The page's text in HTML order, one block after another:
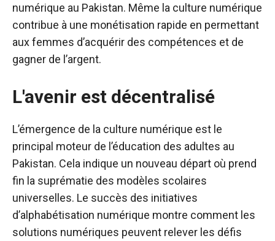
numérique au Pakistan. Même la culture numérique
contribue à une monétisation rapide en permettant
aux femmes d’acquérir des compétences et de
gagner de l’argent.
L'avenir est décentralisé
L’émergence de la culture numérique est le
principal moteur de l’éducation des adultes au
Pakistan. Cela indique un nouveau départ où prend
fin la suprématie des modèles scolaires
universelles. Le succès des initiatives
d’alphabétisation numérique montre comment les
solutions numériques peuvent relever les défis